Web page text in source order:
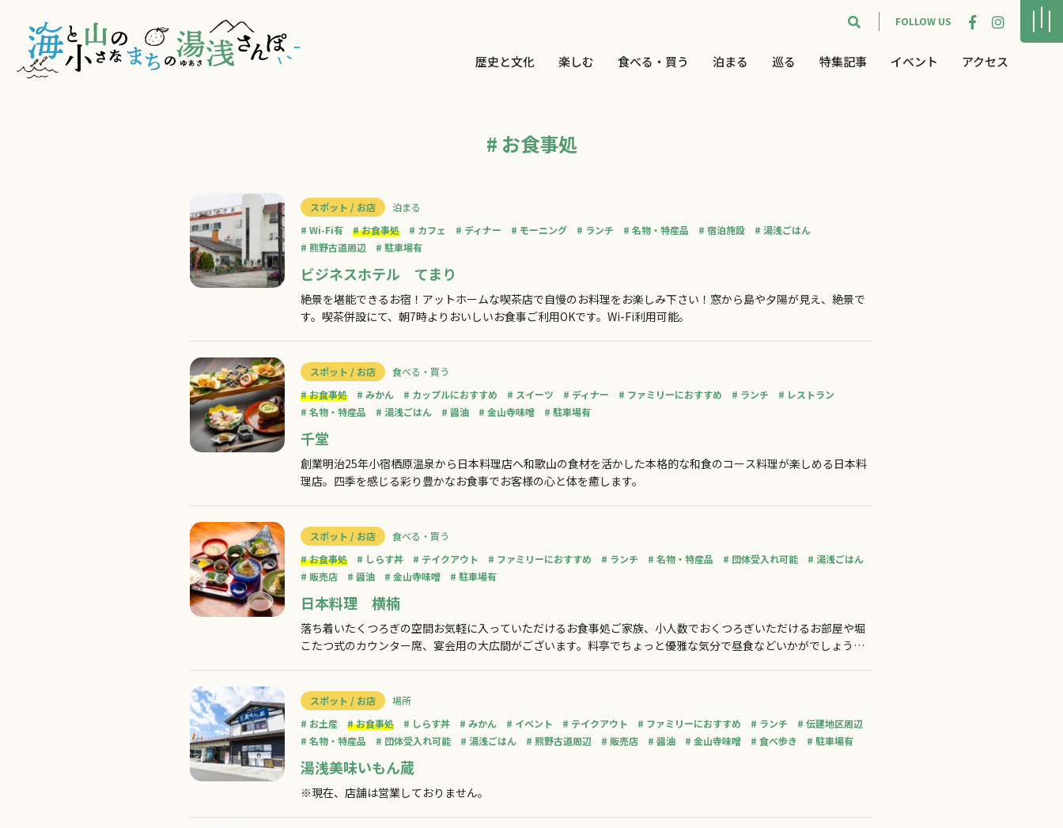
FOLLOW US
歴史と文化 楽しむ 食べる・買う 泊まる 巡る 特集記事 イベント アクセス
# お食事処
スポット / お店
泊まる
Wi-Fi有
お食事処 カフェ ディナー モーニング ランチ 名物・特産品 宿泊施設
湯浅ごはん
熊野古道周辺
駐車場有
ビジネスホテル てまり
絶景を堪能できるお宿！アットホームな喫茶店で自慢のお料理をお楽しみ下さい！窓から島や夕陽が見え、絶景で
す。喫茶併設にて、朝7時よりおいしいお食事ご利用OKです。Wi-Fi利用可能。
スポット / お店
食べる・買う
お食事処
みかん カップルにおすすめ スイーツ ディナー ファミリーにおすすめ ランチ
レストラン
名物・特産品
湯浅ごはん 醤油 金山寺味噌 駐車場有
千堂
創業明治25年小宿栖原温泉から日本料理店へ和歌山の食材を活かした本格的な和食のコース料理が楽しめる日本料
理店。四季を感じる彩り豊かなお食事でお客様の心と体を癒します。
スポット / お店
食べる・買う
お食事処
しらす丼 テイクアウト ファミリーにおすすめ ランチ 名物・特産品 団体受入れ可能
湯浅ごはん
販売店
醤油 金山寺味噌 駐車場有
日本料理 横楠
落ち着いたくつろぎの空間お気軽に入っていただけるお食事処ご家族、小人数でおくつろぎいただけるお部屋や堀
こたつ式のカウンター席、宴会用の大広間がございます。料亭でちょっと優雅な気分で昼食などいかがでしょう
スポット / お店
場所
お土産
お食事処 しらす丼 みかん イベント テイクアウト ファミリーにおすすめ ランチ
伝建地区周辺
名物・特産品
団体受入れ可能 湯浅ごはん 熊野古道周辺 販売店 醤油 金山寺味噌 食べ歩き 駐車場有
湯浅美味いもん蔵
※現在、店舗は営業しておりません。